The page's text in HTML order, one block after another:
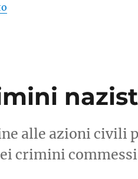
alle azioni civili
crimini